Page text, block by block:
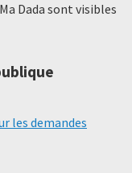
Dada sont visibles
les demandes